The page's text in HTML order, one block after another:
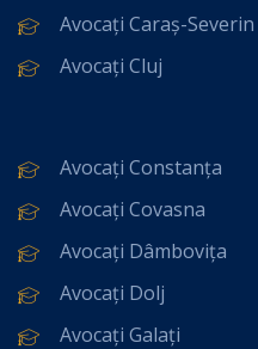
Avocați Caraș-Severin
Avocați Cluj
Avocați Constanța
Avocați Covasna
Avocați Dâmbovița
Avocați Dolj
Avocați Galați